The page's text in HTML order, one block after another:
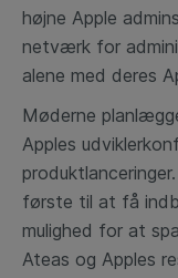
højne Apple
netværk for
alene med deres
Møderne
Apples
første til at få
mulighed for at
Ateas og Apples